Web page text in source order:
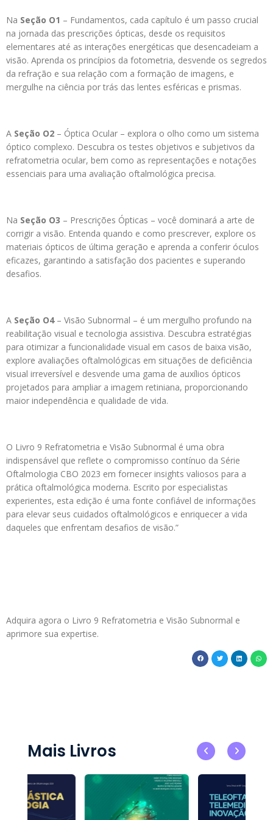
Na Seção O1 – Fundamentos, cada capítulo é um passo crucial
na jornada das prescrições ópticas, desde os requisitos
elementares até as interações energéticas que desencadeiam a
visão. Aprenda os princípios da fotometria, desvende os segredos
da refração e sua relação com a formação de imagens, e
mergulhe na ciência por trás das lentes esféricas e prismas.
A Seção O2 – Óptica Ocular – explora o olho como um sistema
óptico complexo. Descubra os testes objetivos e subjetivos da
refratometria ocular, bem como as representações e notações
essenciais para uma avaliação oftalmológica precisa.
Na Seção O3 – Prescrições Ópticas – você dominará a arte de
corrigir a visão. Entenda quando e como prescrever, explore os
materiais ópticos de última geração e aprenda a conferir óculos
eficazes, garantindo a satisfação dos pacientes e superando
desafios.
A Seção O4– Visão Subnormal – é um mergulho profundo na
reabilitação visual e tecnologia assistiva. Descubra estratégias
para otimizar a funcionalidade visual em casos de baixa visão,
explore avaliações oftalmológicas em situações de deficiência
visual irreversível e desvende uma gama de auxílios ópticos
projetados para ampliar a imagem retiniana, proporcionando
maior independência e qualidade de vida.
O Livro 9 Refratometria e Visão Subnormal é uma obra
indispensável que reflete o compromisso contínuo da Série
Oftalmologia CBO 2023 em fornecer insights valiosos para a
prática oftalmológica moderna. Escrito por especialistas
experientes, esta edição é uma fonte confiável de informações
para elevar seus cuidados oftalmológicos e enriquecer a vida
daqueles que enfrentam desafios de visão.”
Adquira agora o Livro 9 Refratometria e Visão Subnormal e
aprimore sua expertise.
Mais Livros